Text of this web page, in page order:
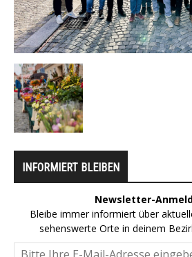
INFORMIERT BLEIBEN
Newsletter-
Bleibe immer informiert über
sehenswerte Orte in deinem